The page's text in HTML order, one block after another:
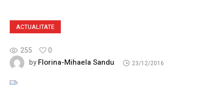
ACTUALITATE
255
0
byFlorina-Mihaela Sandu 23/12/2016